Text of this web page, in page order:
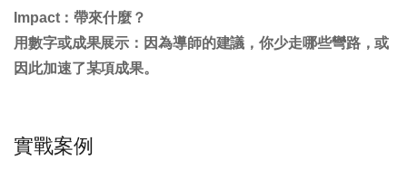
Impact：帶來什麼？
用數字或成果展示：因為導師的建議，你少走哪些彎路，或
因此加速了某項成果。
實戰案例